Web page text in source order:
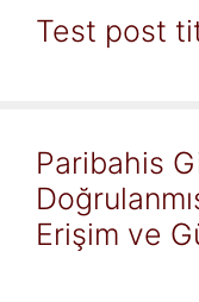
Test post
Paribahis
Erişim ve